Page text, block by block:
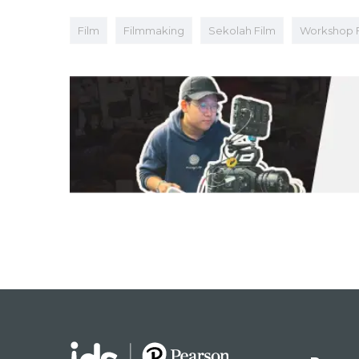
Film Filmmaking Sekolah Film Workshop